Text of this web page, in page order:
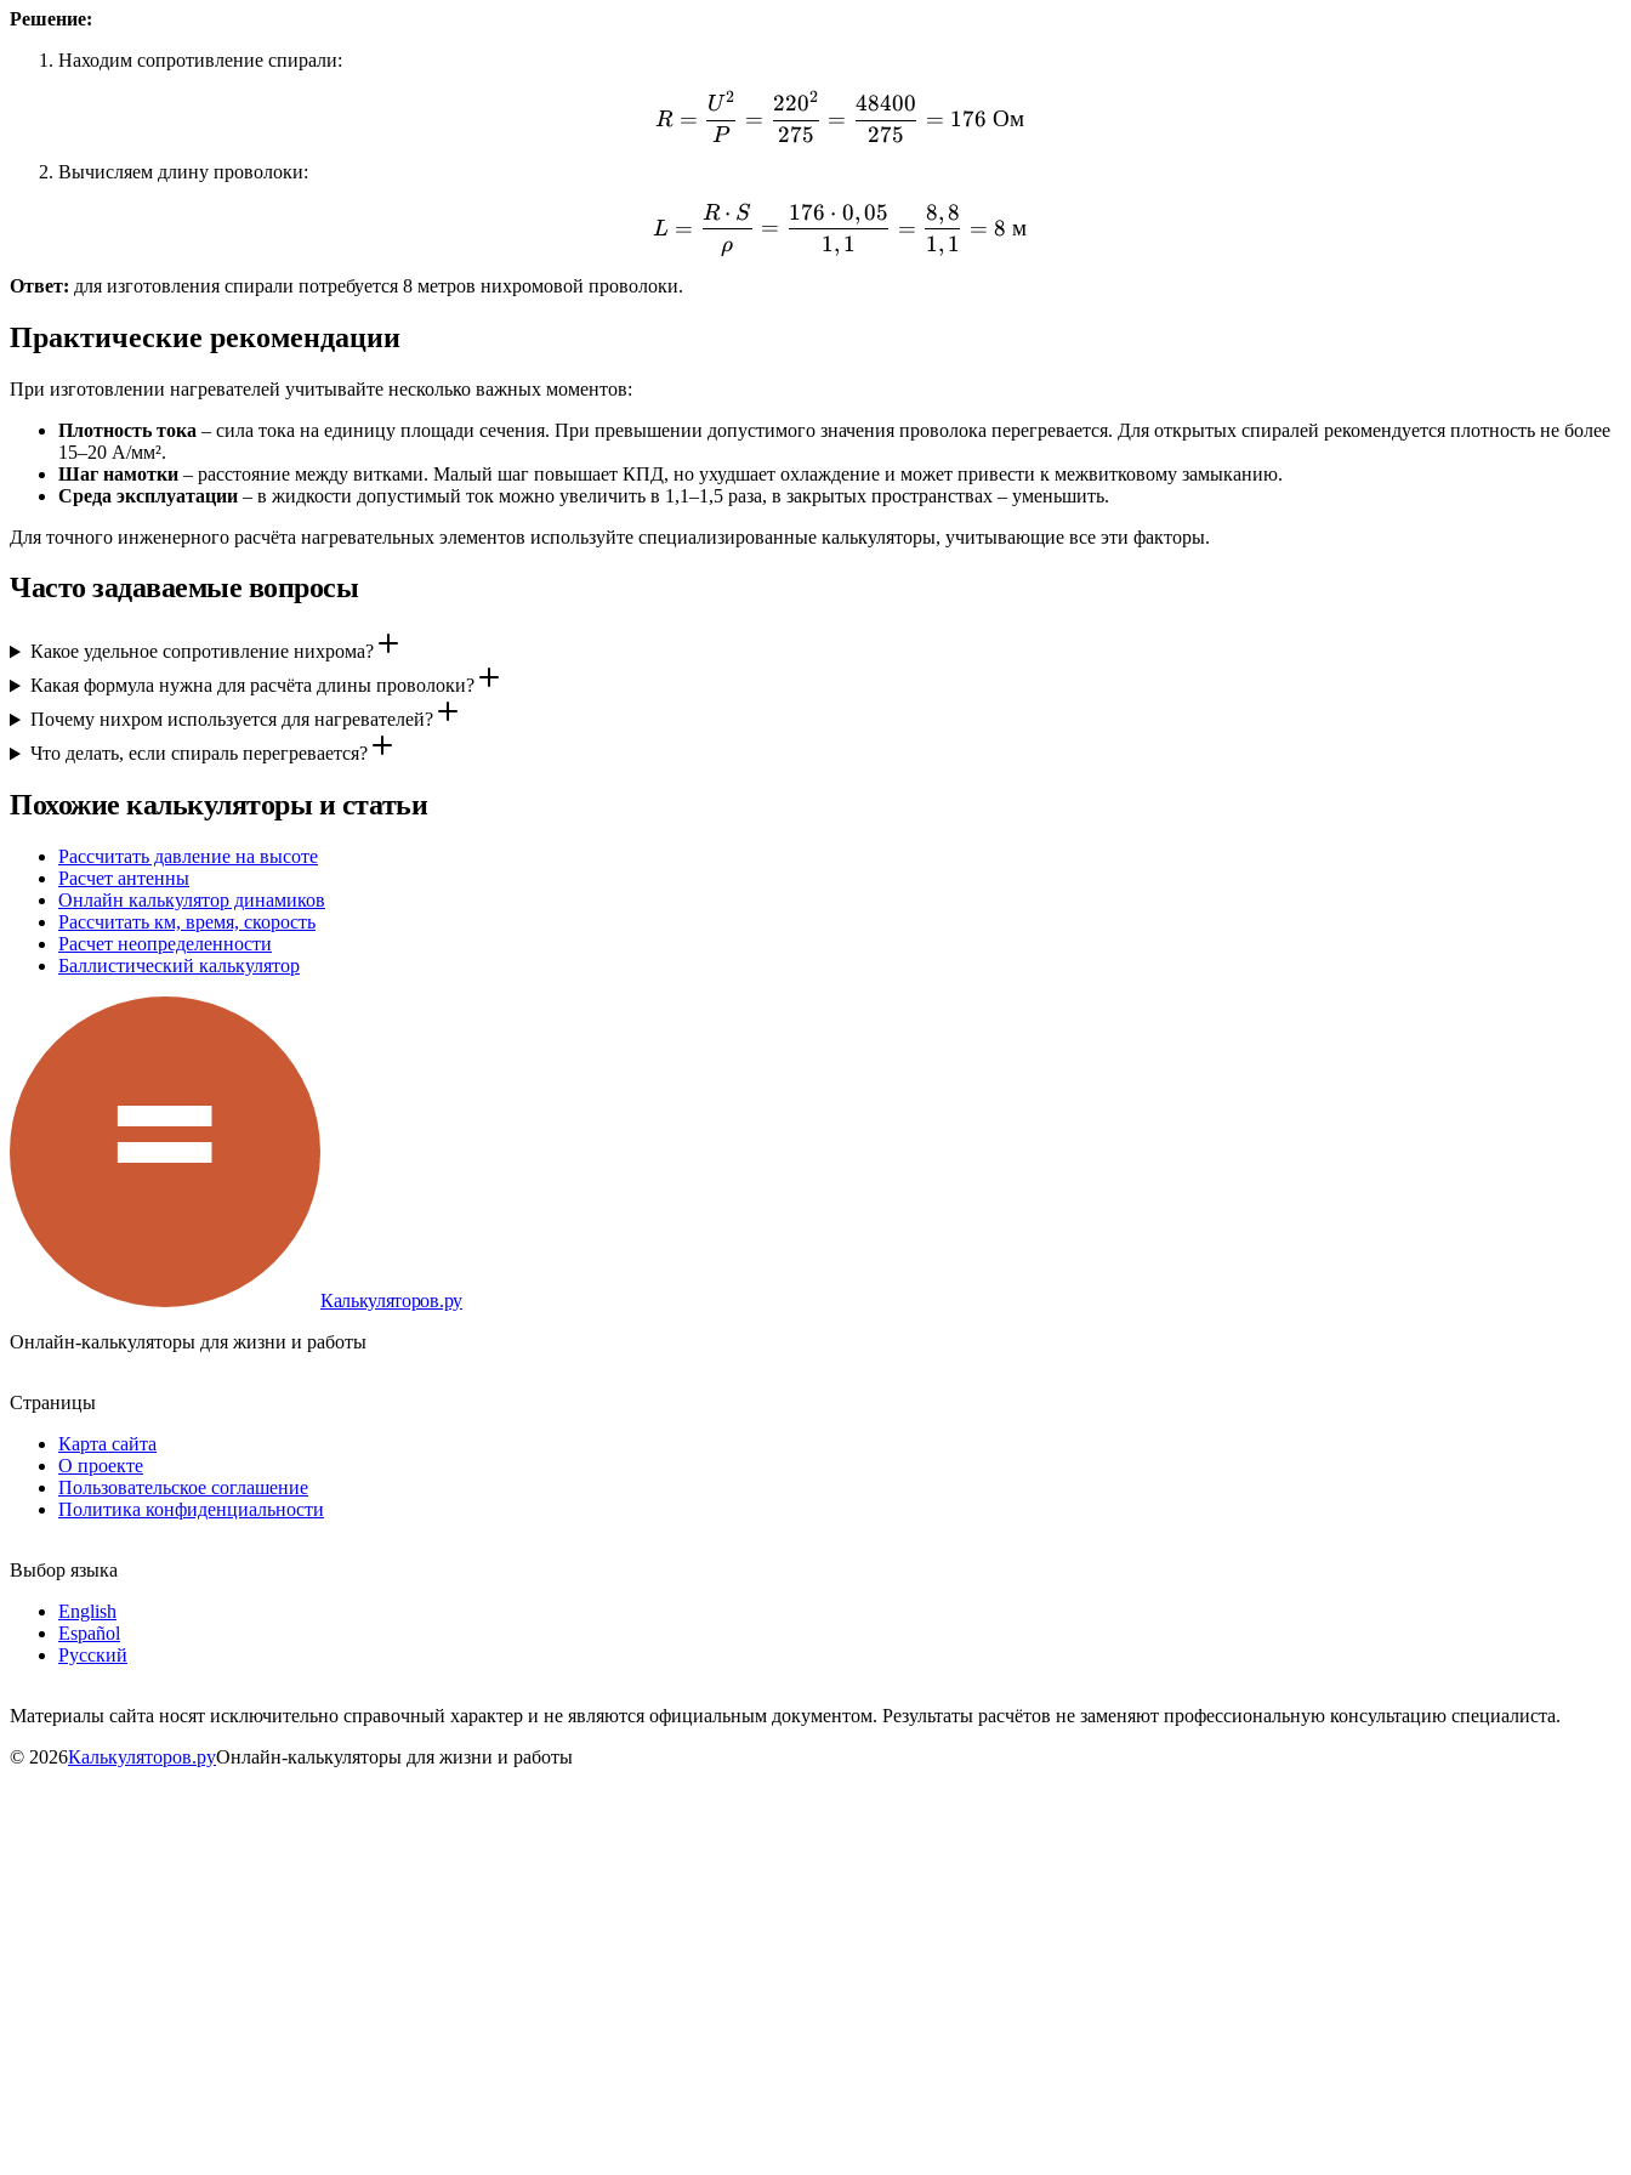
Решение:
Находим сопротивление спирали:
R = \frac{U^2}{P} = \frac{220^2}{275} = \frac{48400}{275} = 176
R =
P
U2
=
275
2202
=
275
48400
= 176 Ом
Вычисляем длину проволоки:
L = \frac{R \cdot S}{\rho} = \frac{176 \cdot 0,05}{1,1} =
L =
ρ
R ⋅ S
=
1, 1
176 ⋅ 0,05
=
1, 1
8,8
= 8 м
Ответ: для изготовления спирали потребуется 8 метров нихромовой проволоки.
Практические рекомендации
При изготовлении нагревателей учитывайте несколько важных моментов:
Плотность тока – сила тока на единицу площади сечения. При превышении допустимого значения проволока перегревается. Для открытых спиралей рекомендуется плотность не более
15–20 А/мм².
Шаг намотки – расстояние между витками. Малый шаг повышает КПД, но ухудшает охлаждение и может привести к межвитковому замыканию.
Среда эксплуатации – в жидкости допустимый ток можно увеличить в 1,1–1,5 раза, в закрытых пространствах – уменьшить.
Для точного инженерного расчёта нагревательных элементов используйте специализированные калькуляторы, учитывающие все эти факторы.
Часто задаваемые вопросы
Какое удельное сопротивление нихрома?
Какая формула нужна для расчёта длины проволоки?
Почему нихром используется для нагревателей?
Что делать, если спираль перегревается?
Похожие калькуляторы и статьи
Рассчитать давление на высоте
Расчет антенны
Онлайн калькулятор динамиков
Рассчитать км, время, скорость
Расчет неопределенности
Баллистический калькулятор
Калькуляторов.ру
Онлайн-калькуляторы для жизни и работы
Страницы
Карта сайта
О проекте
Пользовательское соглашение
Политика конфиденциальности
Выбор языка
English
Español
Русский
Материалы сайта носят исключительно справочный характер и не являются официальным документом. Результаты расчётов не заменяют профессиональную консультацию специалиста.
© 2026Калькуляторов.руОнлайн-калькуляторы для жизни и работы